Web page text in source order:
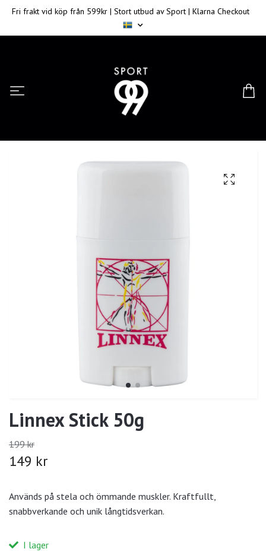
Fri frakt vid köp från 599kr | Stort utbud av Sport | Klarna Checkout
Linnex Stick 50g
199 kr
149 kr
Används på stela och ömmande muskler. Kraftfullt,
snabbverkande och unik långtidsverkan.
I lager